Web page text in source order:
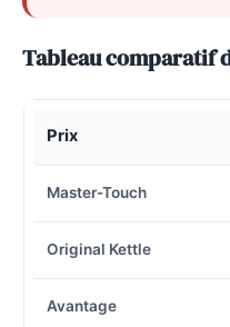
Tableau comparatif
Prix